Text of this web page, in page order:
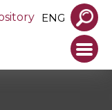
ENG